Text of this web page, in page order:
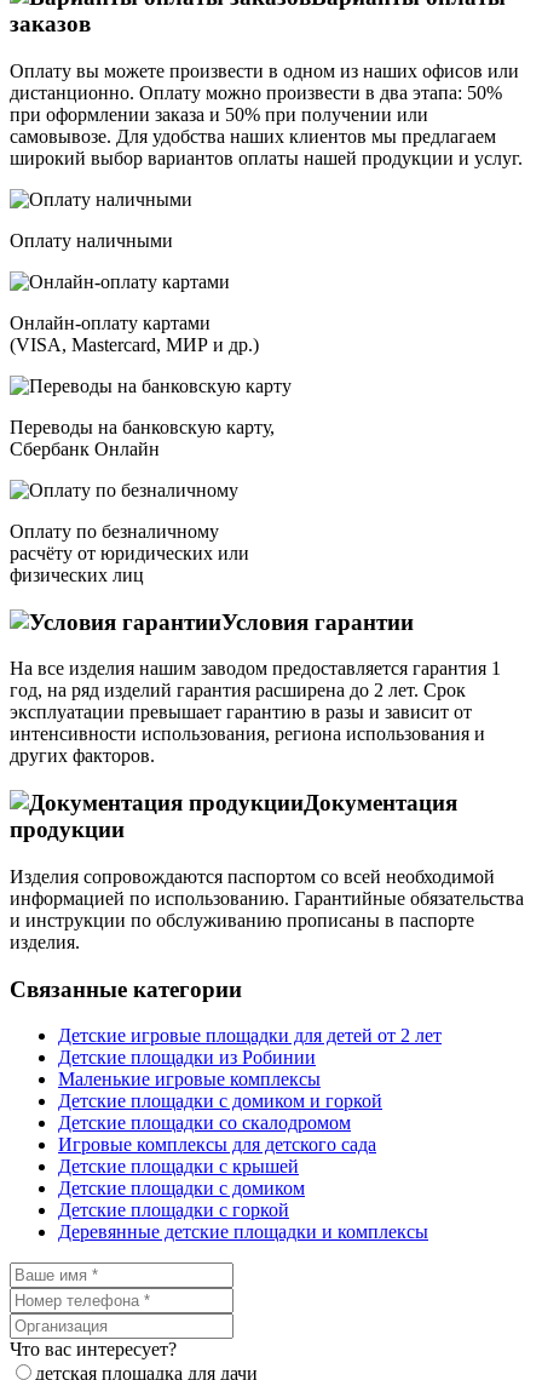
заказов
Оплату вы можете произвести в одном из наших офисов или
дистанционно. Оплату можно произвести в два этапа: 50%
при оформлении заказа и 50% при получении или
самовывозе. Для удобства наших клиентов мы предлагаем
широкий выбор вариантов оплаты нашей продукции и услуг.
Оплату наличными
Онлайн-оплату картами
(VISA, Mastercard, МИР и др.)
Переводы на банковскую карту,
Сбербанк Онлайн
Оплату по безналичному
расчёту от юридических или
физических лиц
Условия гарантии
На все изделия нашим заводом предоставляется гарантия 1
год, на ряд изделий гарантия расширена до 2 лет. Срок
эксплуатации превышает гарантию в разы и зависит от
интенсивности использования, региона использования и
других факторов.
Документация
продукции
Изделия сопровождаются паспортом со всей необходимой
информацией по использованию. Гарантийные обязательства
и инструкции по обслуживанию прописаны в паспорте
изделия.
Связанные категории
Детские игровые площадки для детей от 2 лет
Детские площадки из Робинии
Маленькие игровые комплексы
Детские площадки с домиком и горкой
Детские площадки со скалодромом
Игровые комплексы для детского сада
Детские площадки с крышей
Детские площадки с домиком
Детские площадки с горкой
Деревянные детские площадки и комплексы
Что вас интересует?
детская площадка для дачи